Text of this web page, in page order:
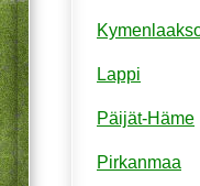
Lappi
Päijät-Häme
Pirkanmaa